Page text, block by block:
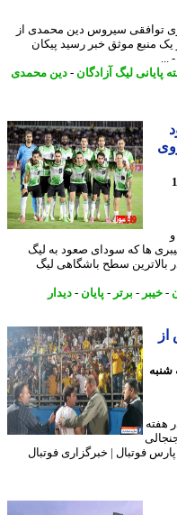
گیری توافقی سیروس دین محمدی از
شد، از یک منبع موثق خبر رسید پیکان
لیگ آزادگان-دین محمدی
سال 1403 برای خیبری ها که سودای صعود به لیگ
سطح باشگاهی لیگ
-برتر - پایان-دیدار
| خبرگزاری فوتبال